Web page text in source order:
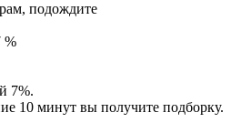
подождите
%
7%.
10 минут вы получите подборку.